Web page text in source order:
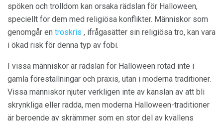
spöken och trolldom kan orsaka rädslan för Halloween,
speciellt för dem med religiösa konflikter. Människor som
genomgår en troskris , ifrågasätter sin religiösa tro, kan vara
i ökad risk för denna typ av fobi.
I vissa människor är rädslan för Halloween rotad inte i
gamla föreställningar och praxis, utan i moderna traditioner.
Vissa människor njuter verkligen inte av känslan av att bli
skrynkliga eller rädda, men moderna Halloween-traditioner
är beroende av skrämmer som en stor del av kvällens